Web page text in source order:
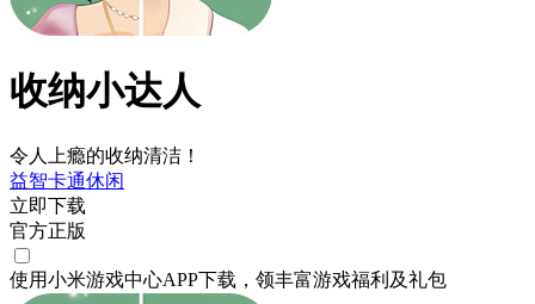
收纳小达人
令人上瘾的收纳清洁！
益智卡通休闲
立即下载
官方正版
使用小米游戏中心APP下载 ，领丰富游戏福利 及礼包